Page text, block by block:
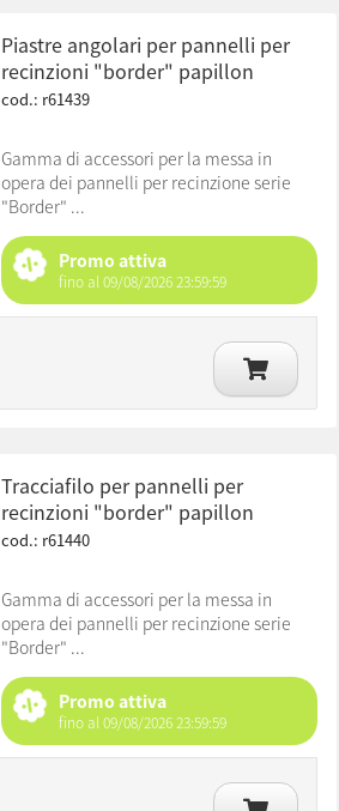
piastre angolari per pannelli per
recinzioni "border" papillon
cod.: r61439
Gamma di accessori per la messa in
opera dei pannelli per recinzione serie
"Border" ...
Promo attiva
fino al 09/08/2026 23:59:59
tracciafilo per pannelli per
recinzioni "border" papillon
cod.: r61440
Gamma di accessori per la messa in
opera dei pannelli per recinzione serie
"Border" ...
Promo attiva
fino al 09/08/2026 23:59:59